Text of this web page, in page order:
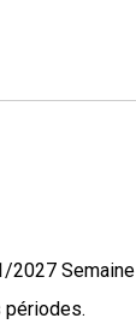
2027 Semaine
périodes.